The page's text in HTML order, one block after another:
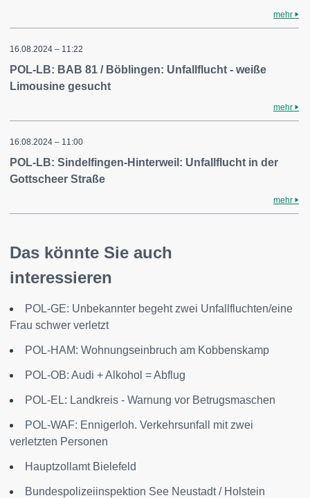
mehr
16.08.2024 – 11:22
POL-LB: BAB 81 / Böblingen: Unfallflucht - weiße
Limousine gesucht
mehr
16.08.2024 – 11:00
POL-LB: Sindelfingen-Hinterweil: Unfallflucht in der
Gottscheer Straße
mehr
Das könnte Sie auch
interessieren
POL-GE: Unbekannter begeht zwei Unfallfluchten/eine
Frau schwer verletzt
POL-HAM: Wohnungseinbruch am Kobbenskamp
POL-OB: Audi + Alkohol = Abflug
POL-EL: Landkreis - Warnung vor Betrugsmaschen
POL-WAF: Ennigerloh. Verkehrsunfall mit zwei
verletzten Personen
Hauptzollamt Bielefeld
Bundespolizeiinspektion See Neustadt / Holstein